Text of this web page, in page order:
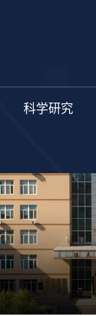
科学研究